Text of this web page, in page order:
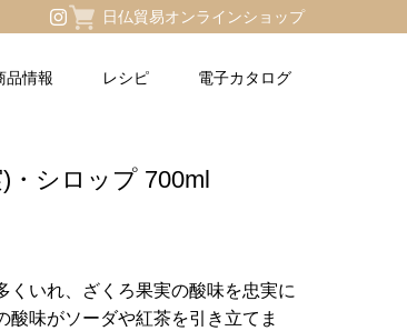
日仏貿易オンラインショップ
品情報 レシピ 電子カタログ
シロップ 700ml
くいれ、ざくろ果実の酸味を忠実に
味がソーダや紅茶を引き立てま